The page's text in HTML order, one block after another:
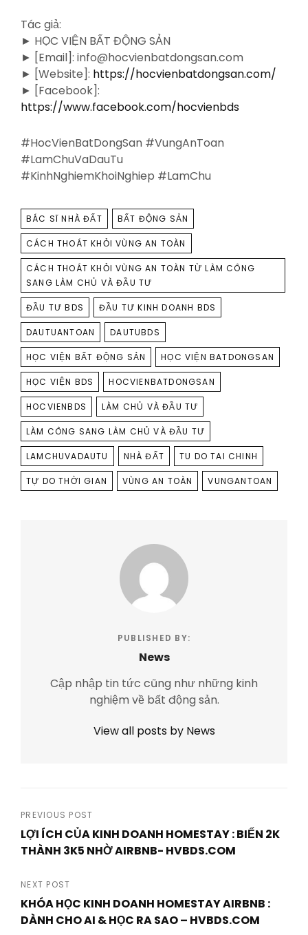
Tác giả:
► HỌC VIỆN BẤT ĐỘNG SẢN
► [Email]: info@hocvienbatdongsan.com
► [Website]: https://hocvienbatdongsan.com/
► [Facebook]:
https://www.facebook.com/hocvienbds
#HocVienBatDongSan #VungAnToan
#LamChuVaDauTu
#KinhNghiemKhoiNghiep #LamChu
TAGS
BÁC SĨ NHÀ ĐẤT BẤT ĐỘNG SẢN
CÁCH THOÁT KHỎI VÙNG AN TOÀN
CÁCH THOÁT KHỎI VÙNG AN TOÀN TỪ LÀM CÔNG
SANG LÀM CHỦ VÀ ĐẦU TƯ
ĐẦU TƯ BDS ĐẦU TƯ KINH DOANH BDS
DAUTUANTOAN DAUTUBDS
HỌC VIỆN BẤT ĐỘNG SẢN HỌC VIỆN BATDONGSAN
HỌC VIỆN BDS HOCVIENBATDONGSAN
HOCVIENBDS LÀM CHỦ VÀ ĐẦU TƯ
LÀM CÔNG SANG LÀM CHỦ VÀ ĐẦU TƯ
LAMCHUVADAUTU NHÀ ĐẤT TU DO TAI CHINH
TỰ DO THỜI GIAN VÙNG AN TOÀN VUNGANTOAN
PUBLISHED BY:
News
Cập nhập tin tức cũng như những kinh
nghiệm về bất động sản.
View all posts by News
Post
navigation
PREVIOUS POST
LỢI ÍCH CỦA KINH DOANH HOMESTAY : BIẾN 2K
THÀNH 3K5 NHỜ AIRBNB- HVBDS.COM
Post
NEXT POST
KHÓA HỌC KINH DOANH HOMESTAY AIRBNB :
DÀNH CHO AI & HỌC RA SAO – HVBDS.COM